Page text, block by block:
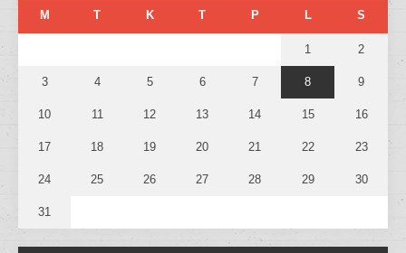
M T K T P L S
1 2
3 4 5 6 7 8 9
10 11 12 13 14 15 16
17 18 19 20 21 22 23
24 25 26 27 28 29 30
31